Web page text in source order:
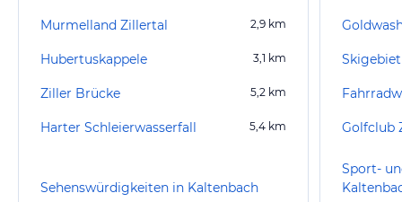
Murmelland Zillertal 2,9 km
Hubertuskappele 3,1 km
Ziller Brücke 5,2 km
Harter Schleierwasserfall 5,4 km
Sehenswürdigkeiten in Kaltenbach
Golfclub
Sport-